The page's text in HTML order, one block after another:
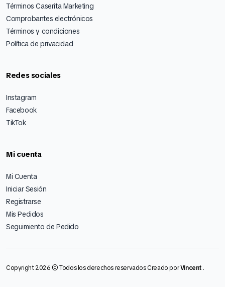
Términos Caserita Marketing
Comprobantes electrónicos
Términos y condiciones
Política de privacidad
Redes sociales
Instagram
Facebook
TikTok
Mi cuenta
Mi Cuenta
Iniciar Sesión
Registrarse
Mis Pedidos
Seguimiento de Pedido
Copyright 2026 © Todos los derechos reservados Creado porVincent .